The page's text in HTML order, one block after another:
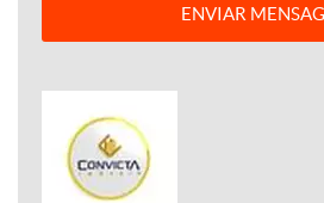
ENVIAR